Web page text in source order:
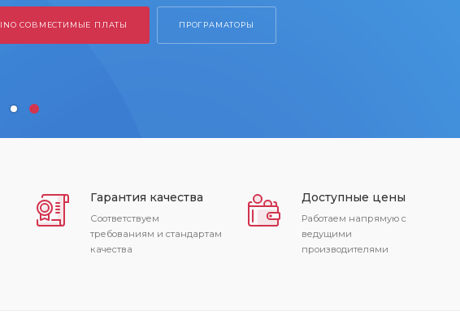
Гарантия качества
Соответствуем
требованиям и стандартам
качества
Доступные цены
Работаем напрямую с
ведущими
производителями